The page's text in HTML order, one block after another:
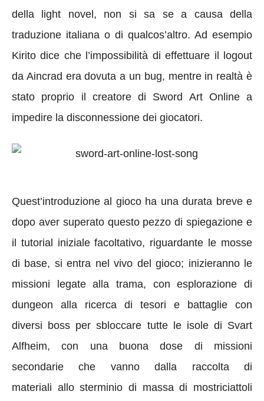
della light novel, non si sa se a causa della
traduzione italiana o di qualcos’altro. Ad esempio
Kirito dice che l’impossibilità di effettuare il logout
da Aincrad era dovuta a un bug, mentre in realtà è
stato proprio il creatore di Sword Art Online a
impedire la disconnessione dei giocatori.
Quest’introduzione al gioco ha una durata breve e
dopo aver superato questo pezzo di spiegazione e
il tutorial iniziale facoltativo, riguardante le mosse
di base, si entra nel vivo del gioco; inizieranno le
missioni legate alla trama, con esplorazione di
dungeon alla ricerca di tesori e battaglie con
diversi boss per sbloccare tutte le isole di Svart
Alfheim, con una buona dose di missioni
secondarie che vanno dalla raccolta di
materiali allo sterminio di massa di mostriciattoli